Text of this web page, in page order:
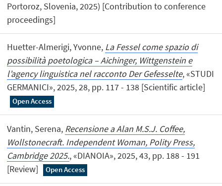
Portoroz, Slovenia, 2025) [Contribution to conference
proceedings]
Huetter-Almerigi, Yvonne, La Fessel come spazio di
possibilità poetologica – Aichinger, Wittgenstein e
l’agency linguistica nel racconto Der Gefesselte, «STUDI
GERMANICI», 2025, 28, pp. 117 - 138 [Scientific article]
Open Access
Vantin, Serena, Recensione a Alan M.S.J. Coffee,
Wollstonecraft. Independent Woman, Polity Press,
Cambridge 2025., «DIANOIA», 2025, 43, pp. 188 - 191
[Review]
Open Access